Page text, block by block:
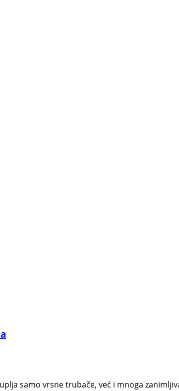
samo vrsne trubače, već i mnoga